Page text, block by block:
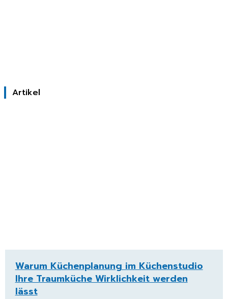
Artikel
Warum Küchenplanung im Küchenstudio
Ihre Traumküche Wirklichkeit werden
lässt